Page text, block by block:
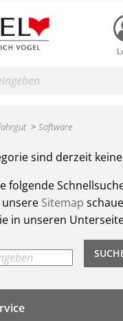
Software
des
sind derzeit
folgende
Sitemap
in unseren